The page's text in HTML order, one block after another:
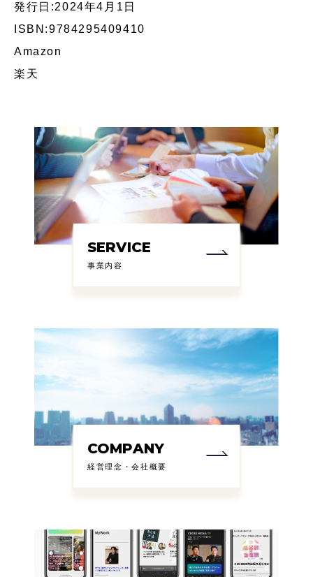
発行日:2024年4月1日
ISBN:9784295409410
Amazon
楽天
SERVICE
事業内容
COMPANY
経営理念・会社概要